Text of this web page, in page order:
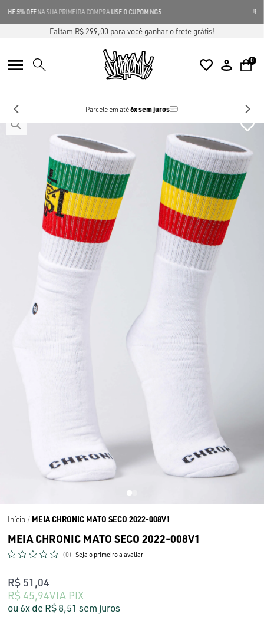
GANHE 5% OFF NA SUA PRIMEIRA COMPRAUSE O CUPOM
Faltam R$ 299,00 para você ganhar o frete grátis!
0
Parcele em até6x sem juros
Início MEIA CHRONIC MATO SECO 2022-008V1
MEIA CHRONIC MATO SECO 2022-008V1
(0) Seja o primeiro a avaliar
R$ 45,94VIA PIX
R$ 51,04
6x R$ 8,51sem juros